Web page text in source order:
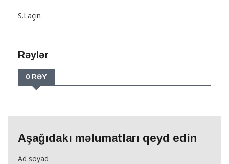
S.Laçın
Rəylər
0 RƏY
Aşağıdakı məlumatları qeyd edin
Ad soyad